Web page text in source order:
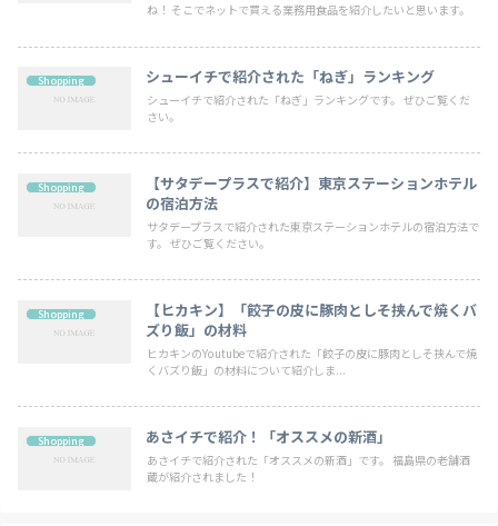
ね！ そこでネットで買える業務用食品を紹介したいと思います。
Shopping シューイチで紹介された「ねぎ」ランキング
シューイチで紹介された「ねぎ」ランキングです。 ぜひご覧くだ
さい。
Shopping
【サタデープラスで紹介】東京ステーションホテル
の宿泊方法
サタデープラスで紹介された東京ステーションホテルの宿泊方法で
す。 ぜひご覧ください。
Shopping
【ヒカキン】「餃子の皮に豚肉としそ挟んで焼くバ
ズり飯」の材料
ヒカキンのYoutubeで紹介された「餃子の皮に豚肉としそ挟んで焼
くバズり飯」の材料について紹介しま...
Shopping あさイチで紹介！「オススメの新酒」
あさイチで紹介された「オススメの新酒」です。 福島県の老舗酒
蔵が紹介されました！